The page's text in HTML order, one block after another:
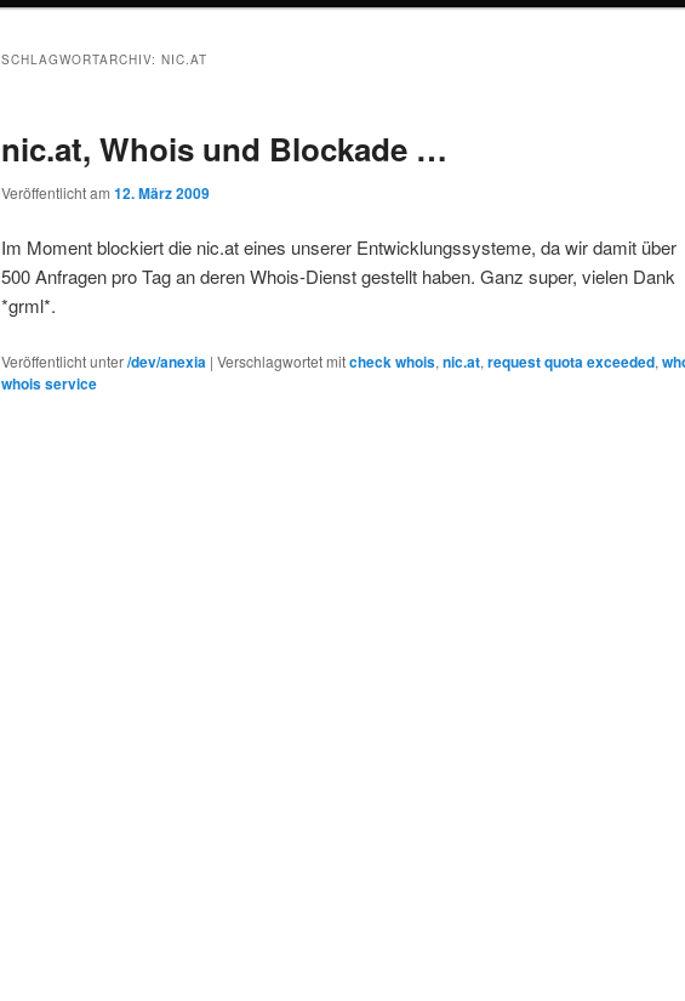
SCHLAGWORTARCHIV: NIC.AT
nic.at, Whois und Blockade …
Veröffentlicht am 12. März 2009
Im Moment blockiert die nic.at eines unserer Entwicklungssysteme, da wir damit über
500 Anfragen pro Tag an deren Whois-Dienst gestellt haben. Ganz super, vielen Dank
*grml*.
Veröffentlicht unter/dev/anexia | Verschlagwortet mitcheck whois, nic.at, request quota exceeded,
whois service